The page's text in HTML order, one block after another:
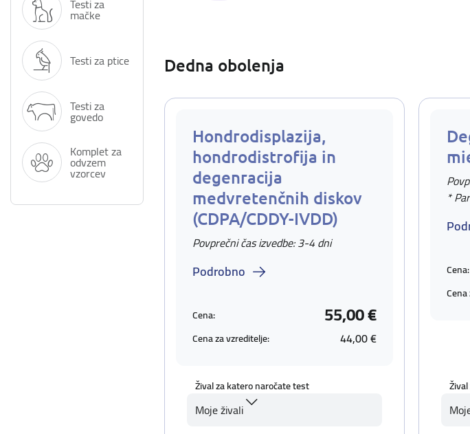
Testi za
mačke
Testi za ptice
Testi za
govedo
Komplet za
odvzem
vzorcev
Dedna obolenja
Hondrodisplazija,
hondrodistrofija in
degenracija
medvretenčnih diskov
(CDPA/CDDY-IVDD)
Povprečni čas izvedbe: 3-4 dni
Podrobno
Cena: 55,00 €
Cena za vzreditelje: 44,00 €
Žival za katero naročate test
Moje živali
*
Cena: